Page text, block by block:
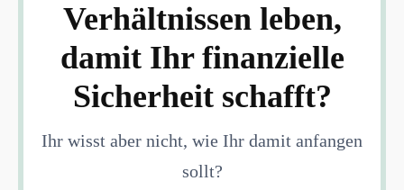
Verhältnissen leben,
damit Ihr finanzielle
Sicherheit schafft?
Ihr wisst aber nicht, wie Ihr damit anfangen
sollt?